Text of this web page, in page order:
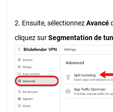
2. Ensuite, sélectionnezAvancé
cliquez surSegmentation de